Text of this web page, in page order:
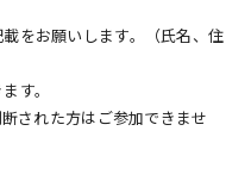
をお願いします。（氏名、住
す。
された方はご参加できませ